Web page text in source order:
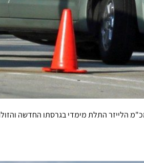
התלת מימדי בגרסתו החדשה והזולה